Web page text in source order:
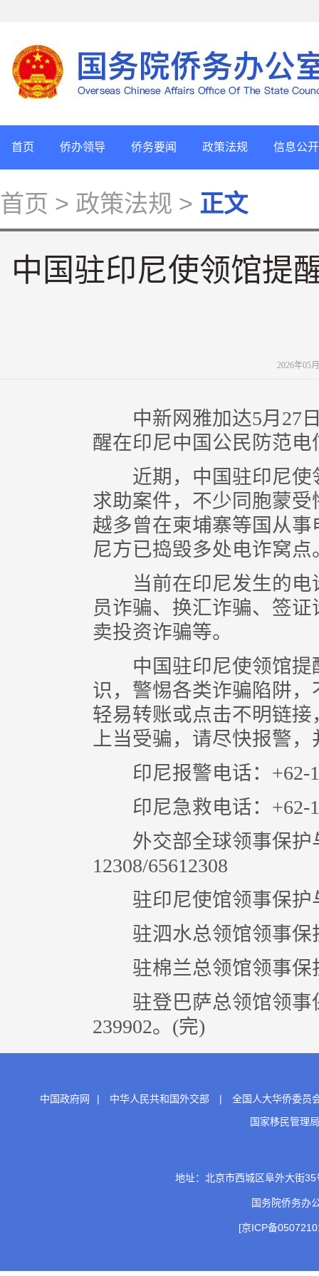
首页 侨办领导 侨务要闻 政策法规 信息公开
首页 > 政策法规 > 正文
中国驻印尼使领馆提
2026年05
中新网雅加达5月27日
醒在印尼中国公民防范电
近期，中国驻印尼使
求助案件，不少同胞蒙
越多曾在柬埔寨等国从
尼方已捣毁多处电诈窝点
当前在印尼发生的电
员诈骗、换汇诈骗、签证
卖投资诈骗等。
中国驻印尼使领馆提
识，警惕各类诈骗陷阱
轻易转账或点击不明链
上当受骗，请尽快报警
印尼报警电话：+62-
印尼急救电话：+62-
外交部全球领事保护
12308/65612308
驻印尼使馆领事保护与
驻泗水总领馆领事保护
驻棉兰总领馆领事保护
驻登巴萨总领馆领事
239902。(完)
中国政府网 | 中华人民共和国外交部 |
全国人大华侨委员
国家移民管理局
地址：北京市西城区阜外大街
国务院侨务
[京ICP备